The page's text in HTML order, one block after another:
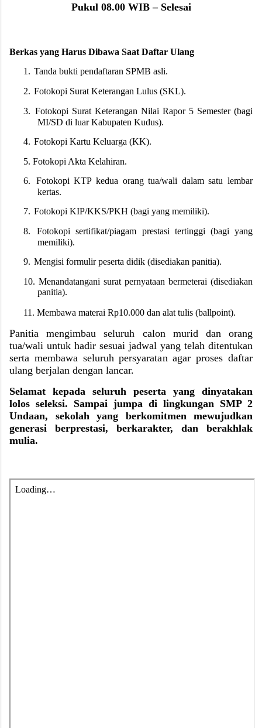
Pukul 08.00 WIB – Selesai
Berkas yang Harus Dibawa Saat Daftar Ulang
1. Tanda bukti pendaftaran SPMB asli.
2. Fotokopi Surat Keterangan Lulus (SKL).
3. Fotokopi Surat Keterangan Nilai Rapor 5 Semester (bagi
MI/SD di luar Kabupaten Kudus).
4. Fotokopi Kartu Keluarga (KK).
5. Fotokopi Akta Kelahiran.
6.
Fotokopi KTP kedua orang tua/wali dalam satu lembar
kertas.
7. Fotokopi KIP/KKS/PKH (bagi yang memiliki).
8.
Fotokopi sertifikat/piagam prestasi tertinggi (bagi yang
memiliki).
9. Mengisi formulir peserta didik (disediakan panitia).
10. Menandatangani surat pernyataan bermeterai (disediakan
panitia).
11. Membawa materai Rp10.000 dan alat tulis (ballpoint).
Panitia mengimbau seluruh calon murid dan orang
tua/wali untuk hadir sesuai jadwal yang telah ditentukan
serta membawa seluruh persyaratan agar proses daftar
ulang berjalan dengan lancar.
Selamat kepada seluruh peserta yang dinyatakan
lolos seleksi. Sampai jumpa di lingkungan SMP 2
Undaan, sekolah yang berkomitmen mewujudkan
generasi berprestasi, berkarakter, dan berakhlak
mulia.